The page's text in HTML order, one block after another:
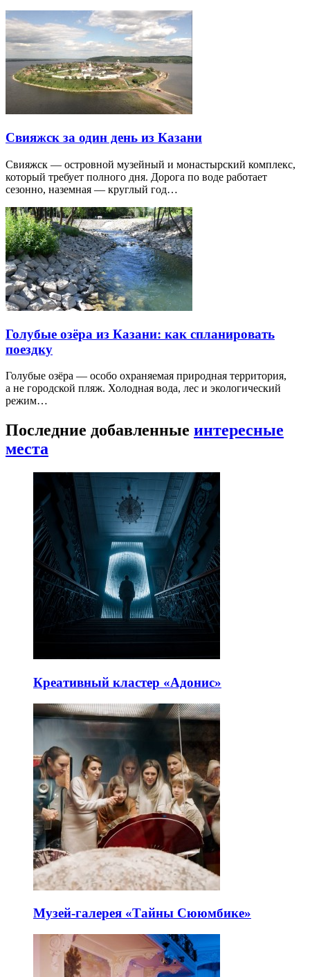
Свияжск за один день из Казани
Свияжск — островной музейный и монастырский комплекс,
который требует полного дня. Дорога по воде работает
сезонно, наземная — круглый год…
Голубые озёра из Казани: как спланировать
поездку
Голубые озёра — особо охраняемая природная территория,
а не городской пляж. Холодная вода, лес и экологический
режим…
Последние добавленные интересные
места
Креативный кластер «Адонис»
Музей-галерея «Тайны Сююмбике»